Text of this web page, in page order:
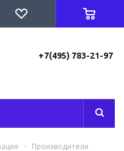
+7(495) 783-21-97
- Производители